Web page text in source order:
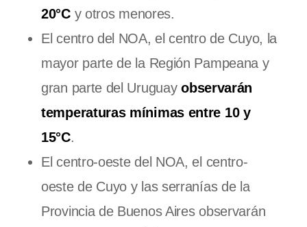
20°Cy otros menores.
El centro del NOA, el centro de Cuyo, la
mayor parte de la Región Pampeana y
gran parte del Uruguayobservarán
temperaturas mínimas entre 10 y
15°C.
El centro-oeste del NOA, el centro-
oeste de Cuyo y las serranías de la
Provincia de Buenos Aires observarán